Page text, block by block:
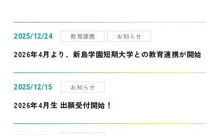
2025/12/24 教育連携 お知らせ
2026年4月より、新島学園短期大学との教育連携が開始
2025/12/15 お知らせ
2026年4月生 出願受付開始！